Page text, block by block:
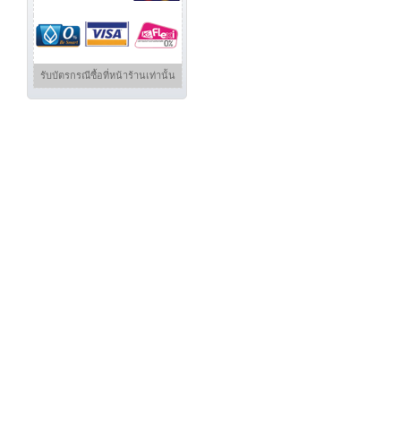
รับบัตรกรณีซื้อที่หน้าร้านเท่านั้น